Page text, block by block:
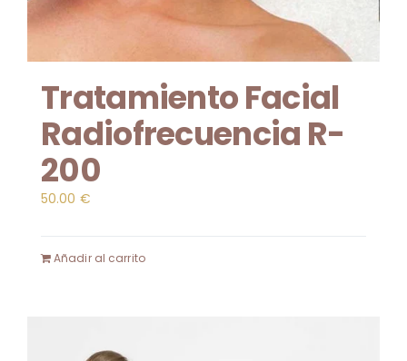
Tratamiento Facial
Radiofrecuencia R-
200
50.00 €
Añadir al carrito